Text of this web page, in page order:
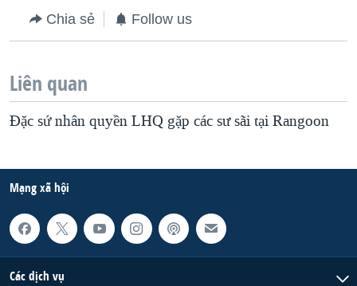
Chia sẻ Follow us
Liên quan
Ðặc sứ nhân quyền LHQ gặp các sư sãi tại Rangoon
Mạng xã hội
Các dịch vụ